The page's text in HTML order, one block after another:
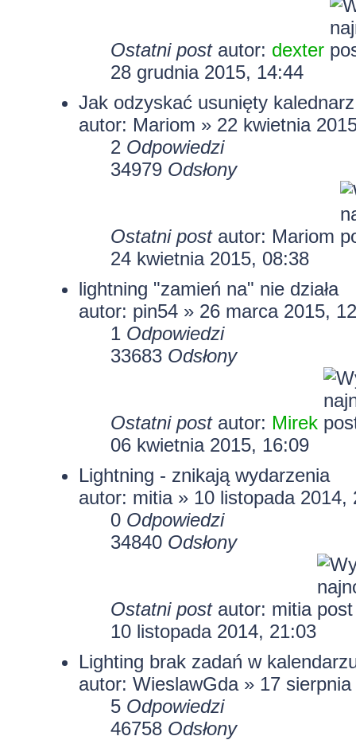
Ostatni post autor: dexter
28 grudnia 2015, 14:44
Jak odzyskać usunięty
autor: Mariom » 22 kwietnia
2 Odpowiedzi
34979 Odsłony
Ostatni post autor: Mariom
24 kwietnia 2015, 08:38
lightning "zamień na" nie działa
autor: pin54» 26 marca 2015,
1 Odpowiedzi
33683 Odsłony
Ostatni post autor: Mirek
06 kwietnia 2015, 16:09
Lightning - znikają wydarzenia
autor: mitia» 10 listopada 2014,
0 Odpowiedzi
34840 Odsłony
Ostatni post autor: mitia
10 listopada 2014, 21:03
Lighting brak zadań w
autor: WieslawGda » 17 sierpnia
5 Odpowiedzi
46758 Odsłony